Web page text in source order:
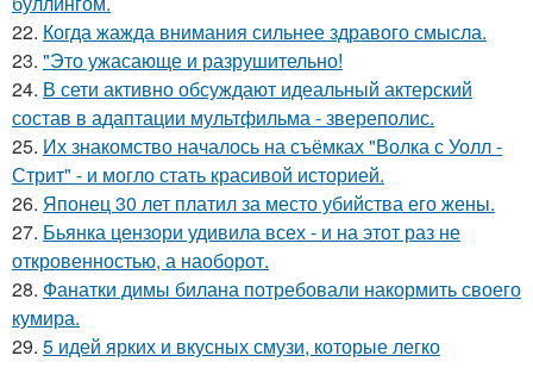
22. Когда жажда внимания сильнее здравого смысла.
23. "Это ужасающе и разрушительно!
24. В сети активно обсуждают идеальный актерский
состав в адаптации мультфильма - звереполис.
25. Их знакомство началось на съёмках "Волка с Уолл -
Стрит" - и могло стать красивой историей.
26. Японец 30 лет платил за место убийства его жены.
27. Бьянка цензори удивила всех - и на этот раз не
откровенностью, а наоборот.
28. Фанатки димы билана потребовали накормить своего
кумира.
29. 5 идей ярких и вкусных смузи, которые легко